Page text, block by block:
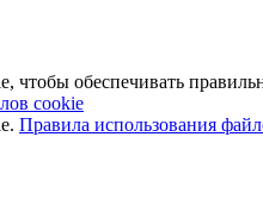
обеспечивать
cookie
Правила использования